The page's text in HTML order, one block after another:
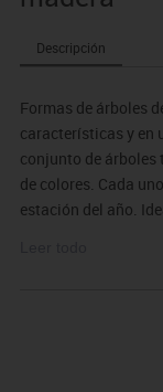
Descripción
Formas de árboles
características y en
conjunto de
de colores. Cada
estación del año.